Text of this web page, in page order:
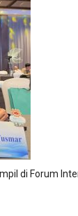
di Forum